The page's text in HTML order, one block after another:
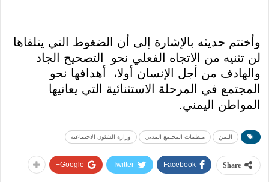
وأختتم حديثه بالإشارة إلى أن الضغوط التي يتلقاها
لن تثنيه من الاتجاه الفعلي نحو التصحيح الجاد
والهادف من أجل الإنسان أولا، أهدافها نحو
المجتمع في المرحلة الاستثنائية التي يعانيها
المواطن اليمني.
اليمن منظمات المجتمع المدني وزارة الشئون الاجتماعية
Share
Facebook
Twitter
Google+